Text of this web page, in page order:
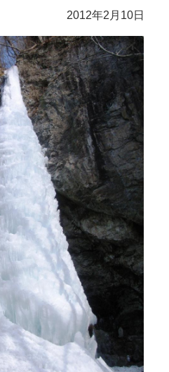
2012年2月10日